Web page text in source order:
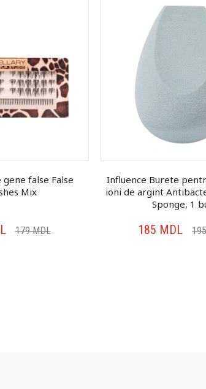
false False
Mix
179MDL
Influence Burete
ioni de argint
Sponge, 1
185 MDL